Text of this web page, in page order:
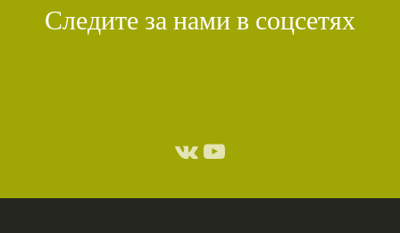
Следите за нами в соцсетях